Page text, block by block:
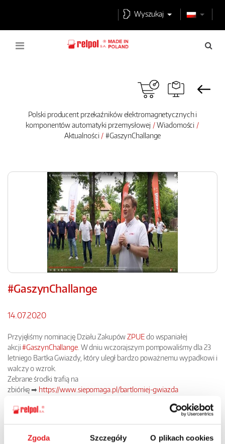
Zgoda Szczegóły O plikach cookies
Wyszukaj
Polski producent przekaźników elektromagnetycznych i
komponentów automatyki przemysłowej
Wiadomości
Aktualności
#GaszynChallange
#GaszynChallange
14.07.2020
Przyjęliśmy nominację Działu ZakupówZPUEdo wspaniałej
akcji#GaszynChallange. W dniu wczorajszym pompowaliśmy dla 23
letniego Bartka Gwiazdy, który uległ bardzo poważnemu wypadkowi i
walczy o wzrok.
Zebrane środki trafią na
zbiórkę ➡ https://www.siepomaga.pl/bartlomiej-gwiazda
nominacji:
LUMEL